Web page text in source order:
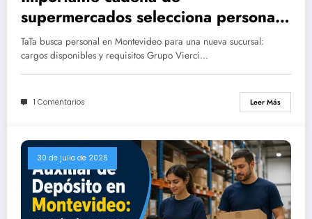
supermercados selecciona personal
en Montevideo
TaTa busca personal en Montevideo para una nueva sucursal:
cargos disponibles y requisitos Grupo Vierci…
1 Comentarios Leer Más
30 de julio de 2026